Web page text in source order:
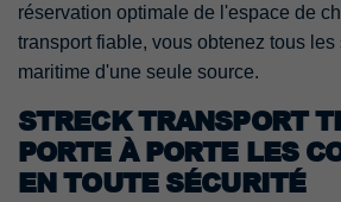
réservation optimale de l'espace de
transport fiable, vous obtenez tous les
maritime d'une seule source.
STRECK TRANSPORT
PORTE À PORTE LES
EN TOUTE SÉCURITÉ